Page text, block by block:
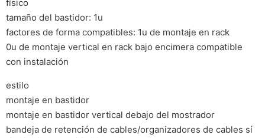
físico
tamaño del bastidor: 1u
factores de forma compatibles: 1u de montaje en rack
0u de montaje vertical en rack bajo encimera compatible
con instalación
estilo
montaje en bastidor
montaje en bastidor vertical debajo del mostrador
bandeja de retención de cables/organizadores de cables sí